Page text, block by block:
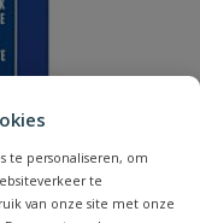
te personaliseren, om
te
van onze site met onze